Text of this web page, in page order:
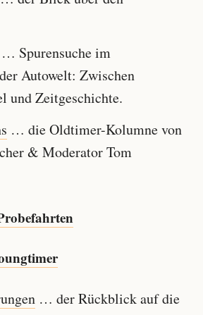
Spurensuche im
Autowelt: Zwischen
und Zeitgeschichte.
… die Oldtimer-Kolumne von
& Moderator Tom
… der Rückblick auf die